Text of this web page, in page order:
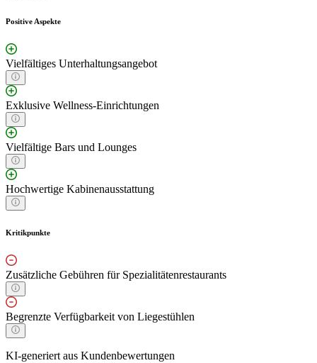
Positive Aspekte
Vielfältiges Unterhaltungsangebot
Exklusive Wellness-Einrichtungen
Vielfältige Bars und Lounges
Hochwertige Kabinenausstattung
Kritikpunkte
Zusätzliche Gebühren für Spezialitätenrestaurants
Begrenzte Verfügbarkeit von Liegestühlen
KI-generiert aus Kundenbewertungen